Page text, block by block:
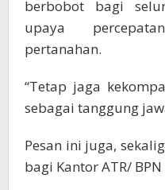
berbobot bagi
upaya
pertanahan.
“Tetap jaga
sebagai tanggung
Pesan ini juga,
bagi Kantor ATR/